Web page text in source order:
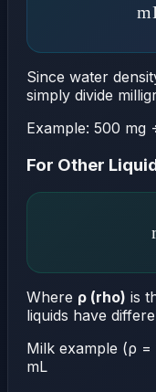
Since water
simply divide
Example: 500 mg
For Other
Where ρ (rho) is
liquids have
Milk example (ρ =
mL